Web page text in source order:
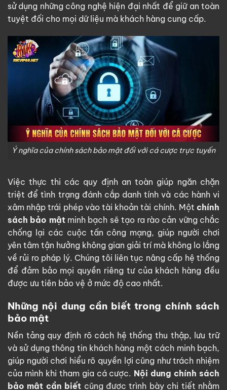
sử dụng những công nghệ hiện đại nhất để giữ an toàn
tuyệt đối cho mọi dữ liệu mà khách hàng cung cấp.
Ý nghĩa của chính sách bảo mật đối với cá cược trực tuyến
Việc thực thi các quy định an toàn giúp ngăn chặn
triệt để tình trạng đánh cắp danh tính và các hành vi
xâm nhập trái phép vào tài khoản tài chính. Một chính
sách bảo mậtminh bạch sẽ tạo ra rào cản vững chắc
chống lại các cuộc tấn công mạng, giúp người chơi
yên tâm tận hưởng không gian giải trí mà không lo lắng
về rủi ro pháp lý. Chúng tôi liên tục nâng cấp hệ thống
để đảm bảo mọi quyền riêng tư của khách hàng đều
được ưu tiên bảo vệ ở mức độ cao nhất.
Những nội dung cần biết trong chính sách
bảo mật
Nền tảng quy định rõ cách hệ thống thu thập, lưu trữ
và sử dụng thông tin khách hàng một cách minh bạch,
giúp người chơi hiểu rõ quyền lợi cũng như trách nhiệm
của mình khi tham gia cá cược. Nội dung chính sách
bảo mật cần biết cũng được trình bày chi tiết nhằm